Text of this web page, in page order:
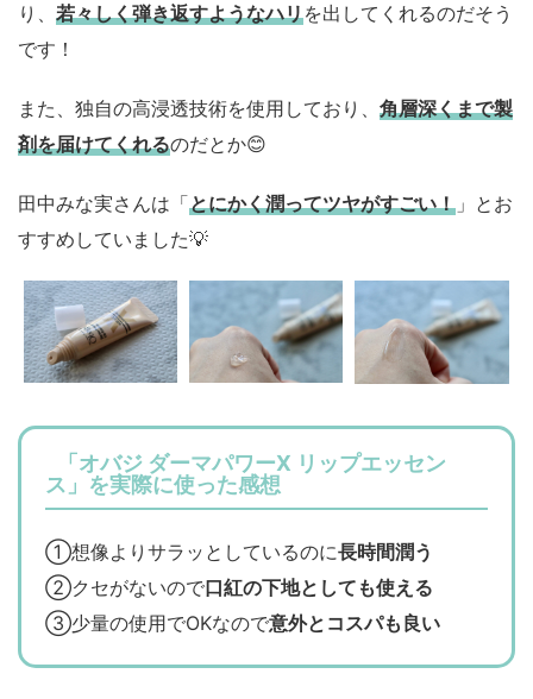
り、 若々しく弾き返すようなハリを出してくれるのだそう
です！
また、独自の高浸透技術を使用しており、 角層深くまで製
剤を届けてくれるのだとか😊
田中みな実さんは「とにかく潤ってツヤがすごい！ 」とお
すすめしていました💡
「オバジ ダーマパワーX リップエッセン
ス」を実際に使った感想
①想像よりサラッとしているのに長時間潤う
②クセがないので口紅の下地としても使える
③少量の使用でOKなので意外とコスパも良い